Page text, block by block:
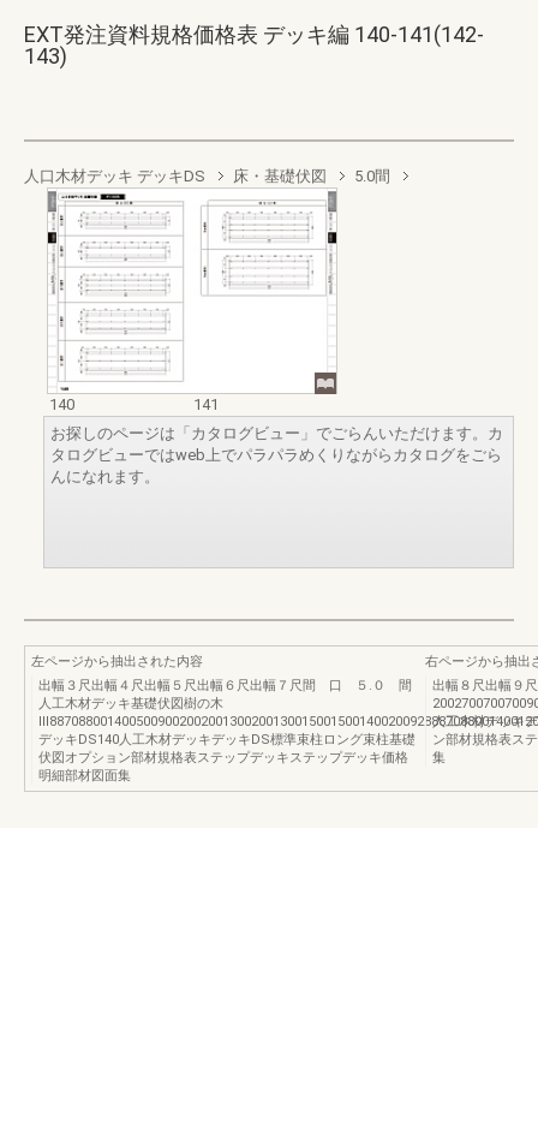
EXT発注資料規格価格表 デッキ編 140-141(142-
143)
人口木材デッキ デッキDS 床・基礎伏図 5.0間
140
141
お探しのページは「カタログビュー」でごらんいただけます。カ
タログビューではweb上でパラパラめくりながらカタログをごら
んになれます。
左ページから抽出された内容
出幅３尺出幅４尺出幅５尺出幅６尺出幅７尺間 口 ５.０ 間
人工木材デッキ基礎伏図樹の木
デッキDS140人工木材デッキデッキDS標準束柱ロング束柱基礎
伏図オプション部材規格表ステップデッキステップデッキ価格
明細部材図面集
右ページから抽出
出幅８尺出幅
人工木材デッキ
ン部材規格表ス
集